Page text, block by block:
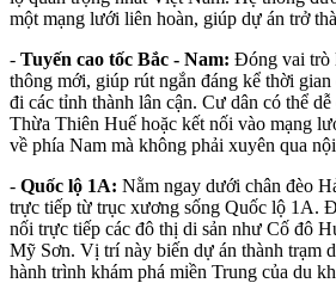
một mạng lưới liên hoàn, giúp dự án trở
- Tuyến cao tốc Bắc - Nam: Đóng vai trò
thông mới, giúp rút ngắn đáng kể thời
đi các tỉnh thành lân cận. Cư dân có thể
Thừa Thiên Huế hoặc kết nối vào mạng
về phía Nam mà không phải xuyên qua
- Quốc lộ 1A: Nằm ngay dưới chân đèo
trực tiếp từ trục xương sống Quốc lộ 1A.
nối trực tiếp các đô thị di sản như Cố đô
Mỹ Sơn. Vị trí này biến dự án thành trạm
hành trình khám phá miền Trung của du